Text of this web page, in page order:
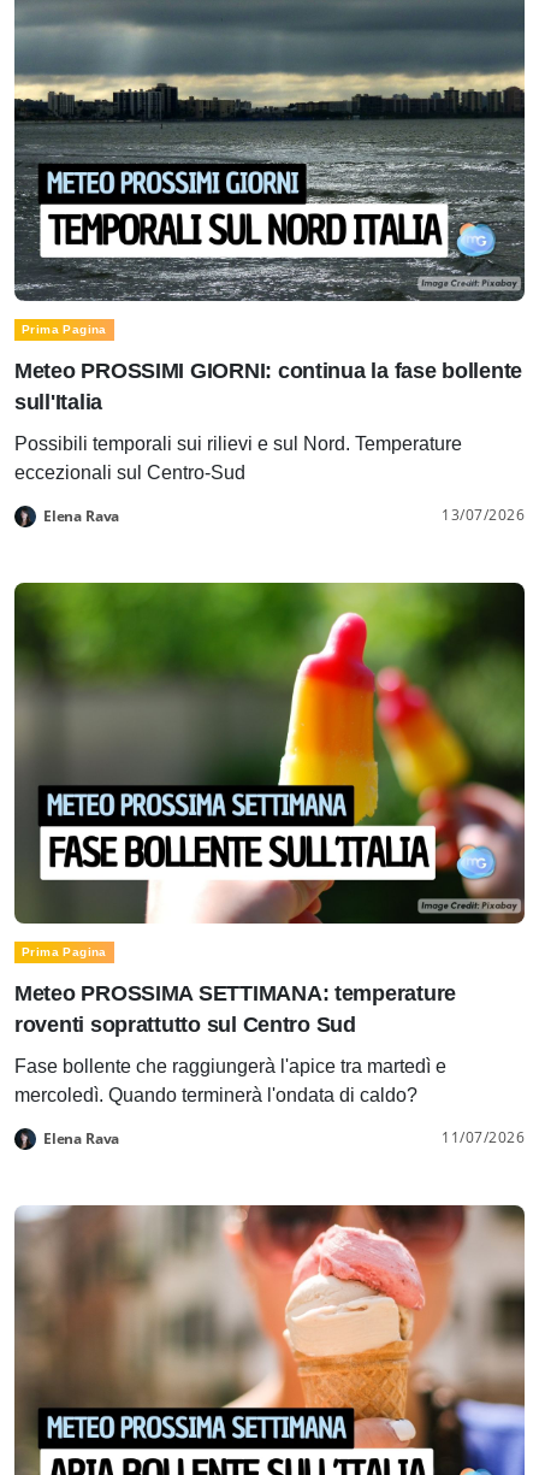
Prima Pagina
Meteo PROSSIMI GIORNI: continua la fase bollente
sull'Italia
Possibili temporali sui rilievi e sul Nord. Temperature
eccezionali sul Centro-Sud
Elena Rava 13/07/2026
Prima Pagina
Meteo PROSSIMA SETTIMANA: temperature
roventi soprattutto sul Centro Sud
Fase bollente che raggiungerà l'apice tra martedì e
mercoledì. Quando terminerà l'ondata di caldo?
Elena Rava 11/07/2026